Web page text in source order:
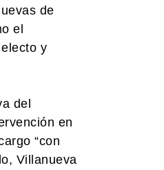
de
el
y
del
en
“con
Villanueva